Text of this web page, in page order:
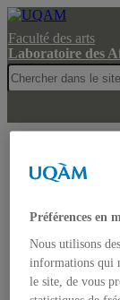
Faculté des arts
Laboratoire des
Colloque:
Préférences en
Nous utilisons
informations qui
le site, de vous